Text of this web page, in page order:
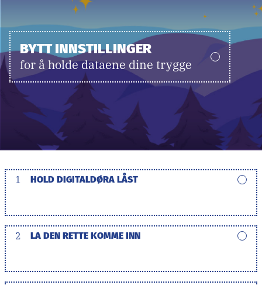
BYTT INNSTILLINGER
for å holde dataene dine trygge
1 HOLD DIGITALDØRA LÅST
2 LA DEN RETTE KOMME INN